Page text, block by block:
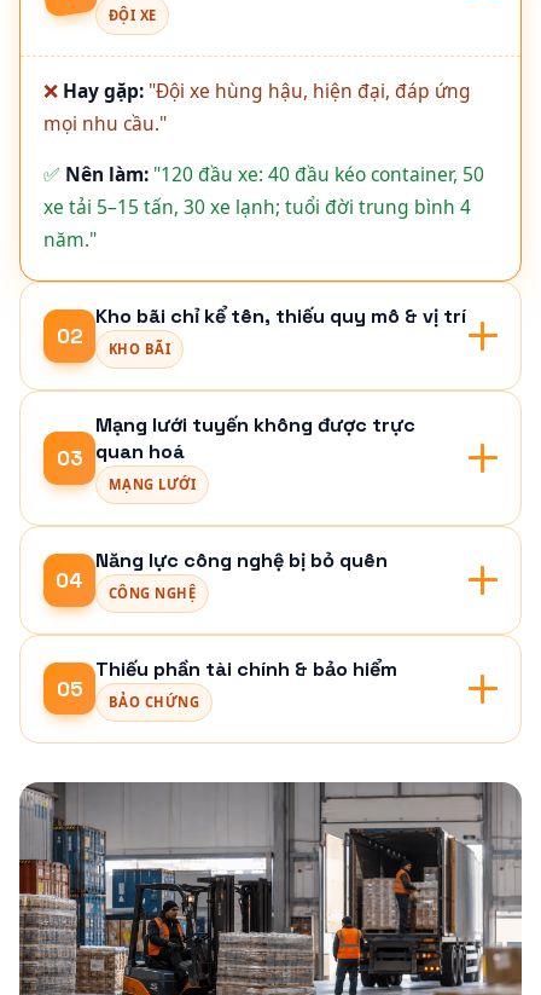
ĐỘI XE
❌ Hay gặp: "Đội xe hùng hậu, hiện đại, đáp ứng
mọi nhu cầu."
✅ Nên làm: "120 đầu xe: 40 đầu kéo container, 50
xe tải 5–15 tấn, 30 xe lạnh; tuổi đời trung bình 4
năm."
02
Kho bãi chỉ kể tên, thiếu quy mô & vị trí
KHO BÃI
03
Mạng lưới tuyến không được trực
quan hoá
MẠNG LƯỚI
04
Năng lực công nghệ bị bỏ quên
CÔNG NGHỆ
05
Thiếu phần tài chính & bảo hiểm
BẢO CHỨNG